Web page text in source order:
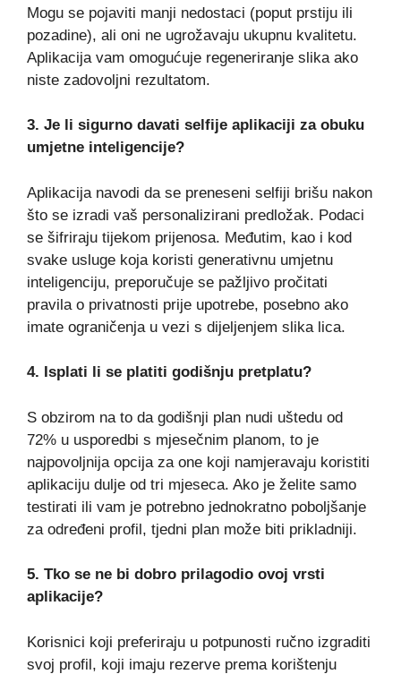
Mogu se pojaviti manji nedostaci (poput prstiju ili
pozadine), ali oni ne ugrožavaju ukupnu kvalitetu.
Aplikacija vam omogućuje regeneriranje slika ako
niste zadovoljni rezultatom.
3. Je li sigurno davati selfije aplikaciji za obuku
umjetne inteligencije?
Aplikacija navodi da se preneseni selfiji brišu nakon
što se izradi vaš personalizirani predložak. Podaci
se šifriraju tijekom prijenosa. Međutim, kao i kod
svake usluge koja koristi generativnu umjetnu
inteligenciju, preporučuje se pažljivo pročitati
pravila o privatnosti prije upotrebe, posebno ako
imate ograničenja u vezi s dijeljenjem slika lica.
4. Isplati li se platiti godišnju pretplatu?
S obzirom na to da godišnji plan nudi uštedu od
72% u usporedbi s mjesečnim planom, to je
najpovoljnija opcija za one koji namjeravaju koristiti
aplikaciju dulje od tri mjeseca. Ako je želite samo
testirati ili vam je potrebno jednokratno poboljšanje
za određeni profil, tjedni plan može biti prikladniji.
5. Tko se ne bi dobro prilagodio ovoj vrsti
aplikacije?
Korisnici koji preferiraju u potpunosti ručno izgraditi
svoj profil, koji imaju rezerve prema korištenju